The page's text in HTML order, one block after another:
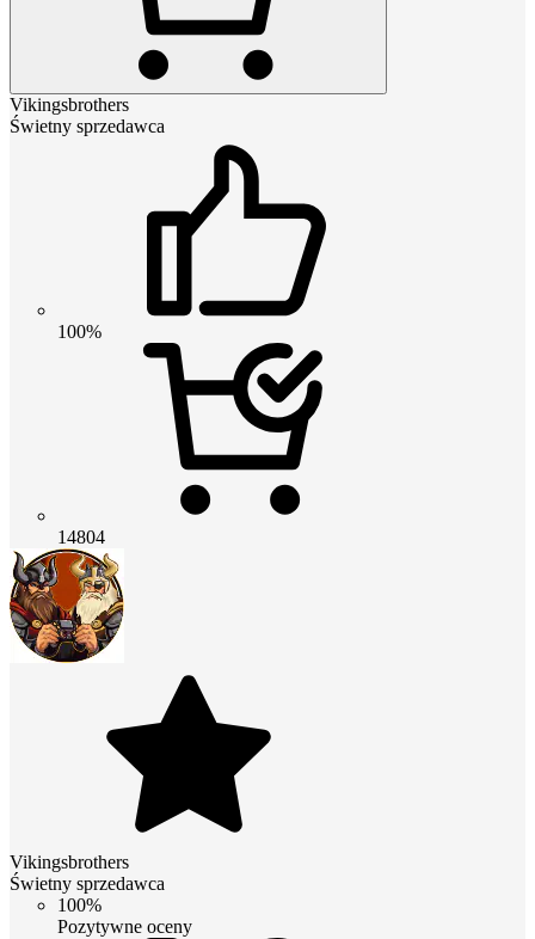
Vikingsbrothers
Świetny sprzedawca
100%
14804
Vikingsbrothers
Świetny sprzedawca
100%
Pozytywne oceny